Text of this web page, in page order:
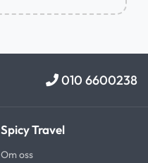
010 6600238
Spicy Travel
Om oss